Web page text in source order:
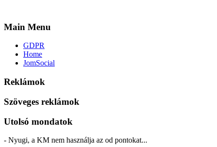
Main Menu
GDPR
Home
JomSocial
Reklámok
Szöveges reklámok
Utolsó mondatok
- Nyugi, a KM nem használja az od pontokat...